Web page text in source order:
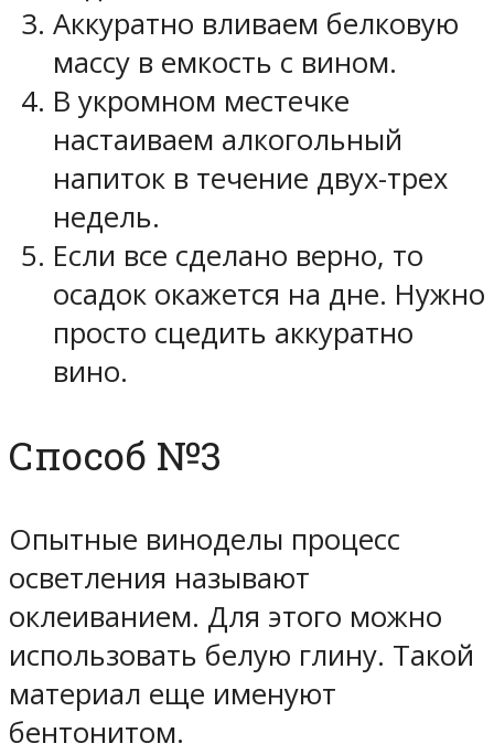
Аккуратно вливаем белковую
массу в емкость с вином.
В укромном местечке
настаиваем алкогольный
напиток в течение двух-трех
недель.
Если все сделано верно, то
осадок окажется на дне. Нужно
просто сцедить аккуратно
вино.
Способ №3
Опытные виноделы процесс
осветления называют
оклеиванием. Для этого можно
использовать белую глину. Такой
материал еще именуют
бентонитом.